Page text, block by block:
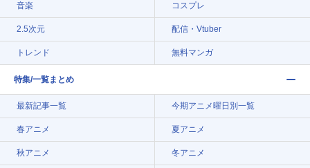
音楽 コスプレ
2.5次元 配信・Vtuber
トレンド 無料マンガ
特集/一覧まとめ
最新記事一覧 今期アニメ曜日別一覧
春アニメ 夏アニメ
秋アニメ 冬アニメ